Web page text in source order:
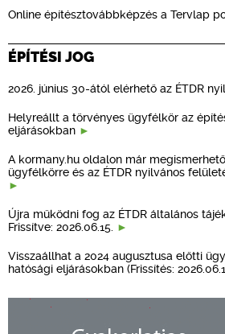
Online építésztovábbképzés a Tervlap
ÉPÍTÉSI JOG
2026. június 30-ától elérhető az ÉTDR
Helyreállt a törvényes ügyfélkör az
eljárásokban
A kormany.hu oldalon már
ügyfélkörre és az ÉTDR nyilvános
Újra működni fog az ÉTDR általános
Frissítve: 2026.06.15.
Visszaállhat a 2024 augusztusa előtti
hatósági eljárásokban (Frissítés: